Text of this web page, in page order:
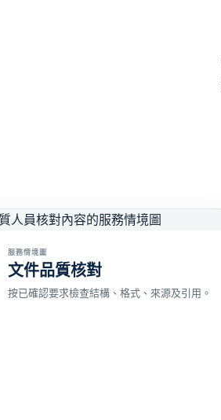
服務情境圖
文件品質核對
按已確認要求檢查結構、格式、來源及引用。